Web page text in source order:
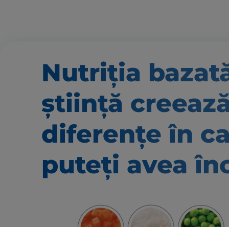
Nutriția
știință
diferențe în
puteți avea